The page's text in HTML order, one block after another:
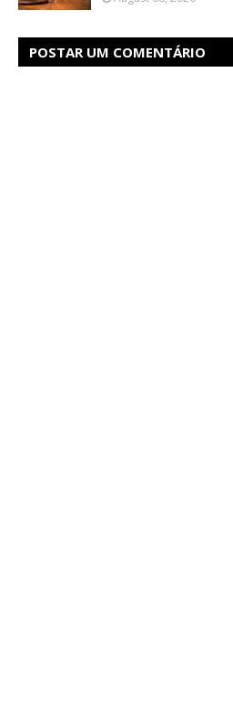
POSTAR UM COMENTÁRIO